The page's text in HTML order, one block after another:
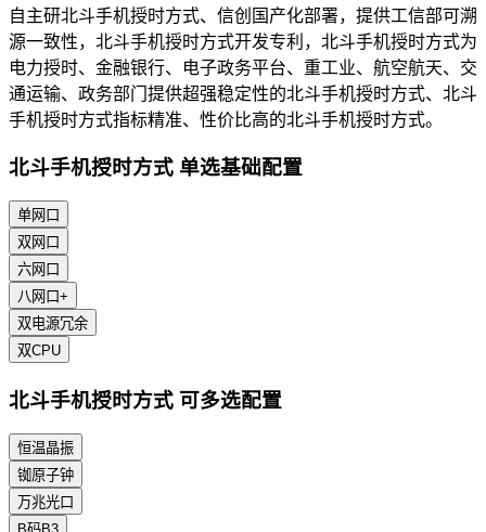
自主研北斗手机授时方式、信创国产化部署，提供工信部可溯
源一致性，北斗手机授时方式开发专利，北斗手机授时方式为
电力授时、金融银行、电子政务平台、重工业、航空航天、交
通运输、政务部门提供超强稳定性的北斗手机授时方式、北斗
手机授时方式指标精准、性价比高的北斗手机授时方式。
北斗手机授时方式 单选基础配置
单网口
双网口
六网口
八网口+
双电源冗余
双CPU
北斗手机授时方式 可多选配置
恒温晶振
铷原子钟
万兆光口
B码B3